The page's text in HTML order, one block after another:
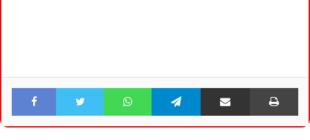
Facebook Twitter WhatsApp Telegram Share via Email